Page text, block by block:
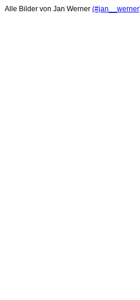
Alle Bilder von Jan Werner